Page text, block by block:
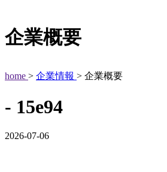
企業概要
home > 企業情報 > 企業概要
- 15e94
2026-07-06